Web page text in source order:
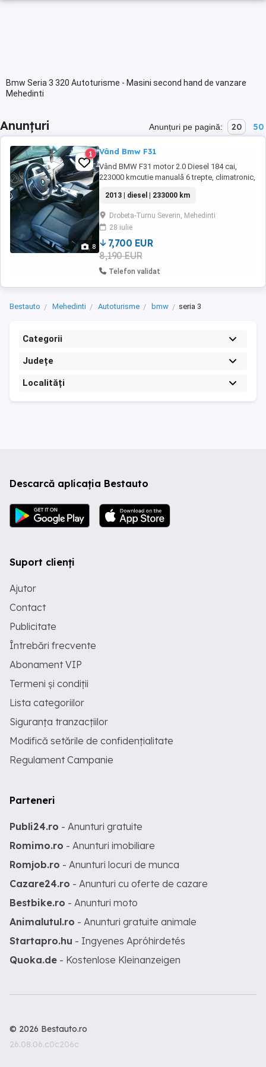
Bmw Seria 3 320 Autoturisme - Masini second hand de vanzare
Mehedinti
Anunțuri Anunțuri pe pagină: 20 50
8
1 Vând Bmw F31
Vând BMW F31 motor 2.0 Diesel 184 cai,
223000 kmcutie manuală 6 trepte, climatronic,
hedap ul display, senzori ploaie, lumini,
senzori parcare față spate cu afișare pe
display, navigație prin satelit actualizata la zi,
haion electric și multe altele dotări. ...
2013 | diesel | 233000 km
Drobeta-Turnu Severin, Mehedinti
28 iulie
7,700 EUR
8,190 EUR
Telefon validat
Bestauto Mehedinti Autoturisme bmw seria 3
Categorii
Județe
Localități
Descarcă aplicația Bestauto
Suport clienți
Ajutor
Contact
Publicitate
Întrebări frecvente
Abonament VIP
Termeni și condiții
Lista categoriilor
Siguranța tranzacțiilor
Modifică setările de confidențialitate
Regulament Campanie
Parteneri
Publi24.ro - Anunturi gratuite
Romimo.ro - Anunturi imobiliare
Romjob.ro - Anunturi locuri de munca
Cazare24.ro - Anunturi cu oferte de cazare
Bestbike.ro - Anunturi moto
Animalutul.ro - Anunturi gratuite animale
Startapro.hu - Ingyenes Apróhirdetés
Quoka.de - Kostenlose Kleinanzeigen
© 2026 Bestauto.ro
26.08.06.c0c206c